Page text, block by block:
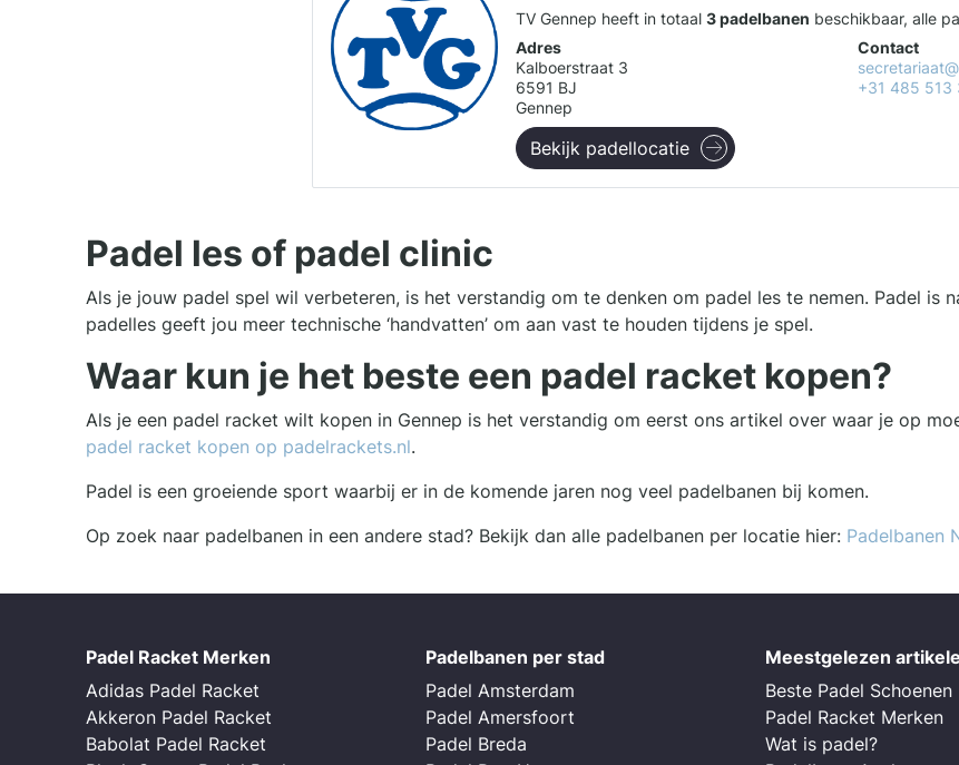
TV Gennep heeft in totaal3 padelbanen beschikbaar, alle
Adres
Kalboerstraat 3
6591 BJ
Gennep
Contact
+31 485 513
Bekijk padellocatie
Padel les of padel clinic
Als je jouw padel spel wil verbeteren, is het verstandig om te denken om padel les te nemen. Padel is
padelles geeft jou meer technische ‘handvatten’ om aan vast te houden tijdens je spel.
Waar kun je het beste een padel racket kopen?
Als je een padel racket wilt kopen in Gennep is het verstandig om eerst ons artikel over waar je op
padel racket kopen op padelrackets.nl.
Padel is een groeiende sport waarbij er in de komende jaren nog veel padelbanen bij komen.
Op zoek naar padelbanen in een andere stad? Bekijk dan alle padelbanen per locatie hier: Padelbanen
Padel Racket Merken
Adidas Padel Racket
Akkeron Padel Racket
Babolat Padel Racket
Padelbanen per stad
Padel Amsterdam
Padel Amersfoort
Padel Breda
Meestgelezen
Beste Padel Schoenen
Padel Racket Merken
Wat is padel?